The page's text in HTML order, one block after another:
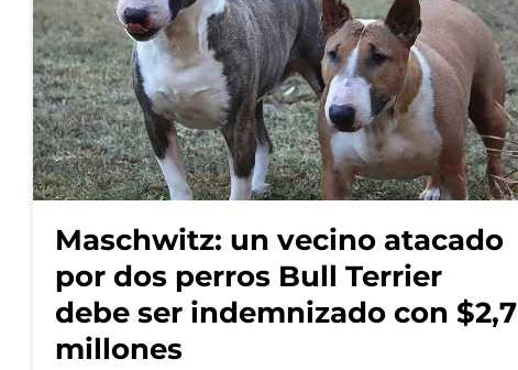
Maschwitz: un vecino atacado
por dos perros Bull Terrier
debe ser indemnizado con $2,7
millones